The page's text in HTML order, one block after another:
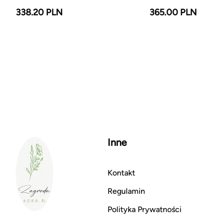
338.20 PLN 365.00 PLN
Inne
Kontakt
Regulamin
Polityka Prywatności